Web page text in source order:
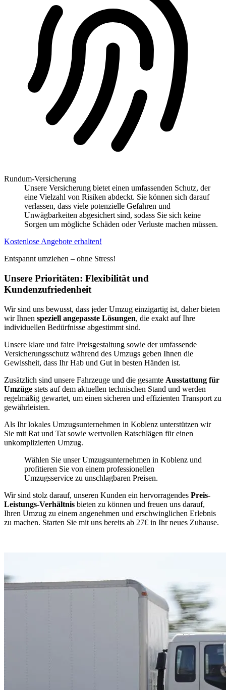
Rundum-Versicherung
Unsere Versicherung bietet einen umfassenden Schutz, der
eine Vielzahl von Risiken abdeckt. Sie können sich darauf
verlassen, dass viele potenzielle Gefahren und
Unwägbarkeiten abgesichert sind, sodass Sie sich keine
Sorgen um mögliche Schäden oder Verluste machen müssen.
Kostenlose Angebote erhalten!
Entspannt umziehen – ohne Stress!
Unsere Prioritäten: Flexibilität und
Kundenzufriedenheit
Wir sind uns bewusst, dass jeder Umzug einzigartig ist, daher bieten
wir Ihnen speziell angepasste Lösungen, die exakt auf Ihre
individuellen Bedürfnisse abgestimmt sind.
Unsere klare und faire Preisgestaltung sowie der umfassende
Versicherungsschutz während des Umzugs geben Ihnen die
Gewissheit, dass Ihr Hab und Gut in besten Händen ist.
Zusätzlich sind unsere Fahrzeuge und die gesamte Ausstattung für
Umzüge stets auf dem aktuellen technischen Stand und werden
regelmäßig gewartet, um einen sicheren und effizienten Transport zu
gewährleisten.
Als Ihr lokales Umzugsunternehmen in Koblenz unterstützen wir
Sie mit Rat und Tat sowie wertvollen Ratschlägen für einen
unkomplizierten Umzug.
Wählen Sie unser Umzugsunternehmen in Koblenz und
profitieren Sie von einem professionellen
Umzugsservice zu unschlagbaren Preisen.
Wir sind stolz darauf, unseren Kunden ein hervorragendes Preis-
Leistungs-Verhältnis bieten zu können und freuen uns darauf,
Ihren Umzug zu einem angenehmen und erschwinglichen Erlebnis
zu machen. Starten Sie mit uns bereits ab 27€ in Ihr neues Zuhause.